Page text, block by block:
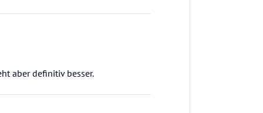
aber definitiv besser.